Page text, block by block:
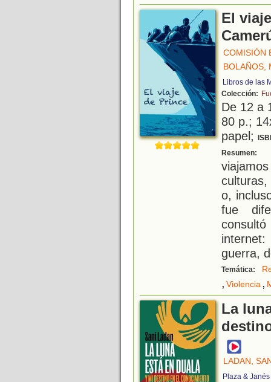
El
COMISIÓN
BOLAÑOS,
Libros de las
Colección:
De 12 a
80 p.;
papel;
Resumen:
o,
fue
guerra,
Temática:
, Violencia,
La
LADAN,
Plaza & Janés